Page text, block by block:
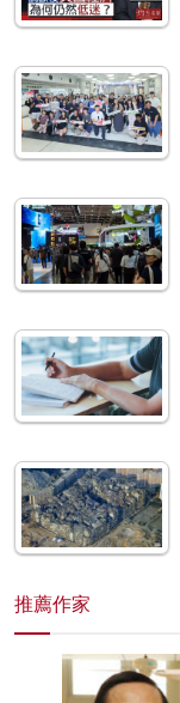
推薦作家